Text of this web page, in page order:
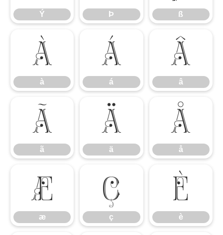
Ý Þ ß
à
à
á
á
â
â
ã
ã
ä
ä
å
å
æ
æ
ç
ç
è
è